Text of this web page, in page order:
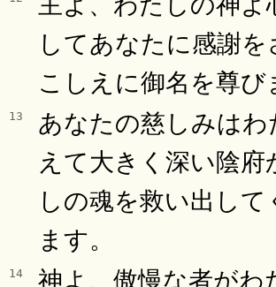
してあなたに感謝を
こしえに御名を尊び
13
あなたの慈しみはわ
えて大きく深い陰府
しの魂を救い出し
ます。
14
神よ、傲慢な者がわ